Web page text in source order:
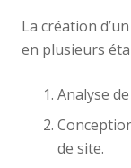
La création
en plusieurs
Analyse
de site.